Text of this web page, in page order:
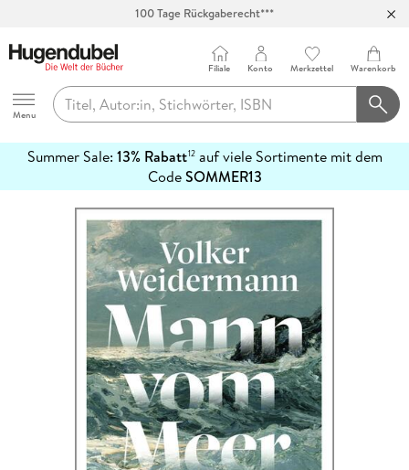
100 Tage Rückgaberecht***
Hugendubel
Menu
Filiale Konto Merkzettel Warenkorb
Summer Sale: 13% Rabatt12auf viele Sortimente mit dem
CodeSOMMER13
erfahren